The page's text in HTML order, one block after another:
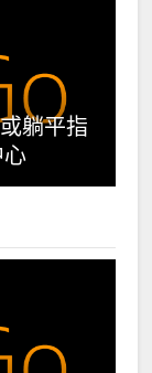
躺平指
心